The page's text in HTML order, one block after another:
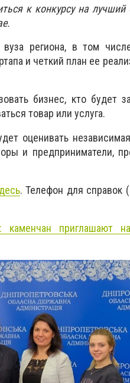
к конкурсу на лучший
региона, в том
и четкий план ее
бизнес, кто будет
товар или услуга.
оценивать
и предприниматели,
. Телефон для справок
каменчан приглашают